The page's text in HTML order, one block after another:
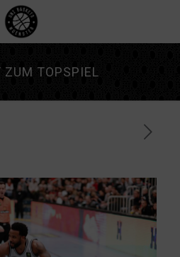
TOPSPIEL